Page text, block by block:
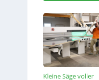
Kleine Säge voller